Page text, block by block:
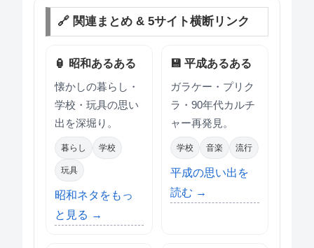
🔗 関連まとめ & 5サイト横断リンク
🏮 昭和あるある
懐かしの暮らし・
学校・玩具の思い
出を深堀り。
暮らし 学校
玩具
昭和ネタをもっ
と見る →
💾 平成あるある
ガラケー・プリク
ラ・90年代カルチ
ャー再発見。
学校 音楽 流行
平成の思い出を
読む →